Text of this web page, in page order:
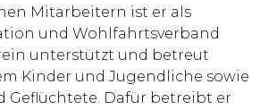
Mitarbeitern ist er als
und Wohlfahrtsverband
unterstützt und betreut
Kinder und Jugendliche sowie
Geflüchtete. Dafür betreibt er